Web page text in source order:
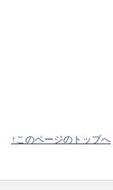
↑このページのトップへ